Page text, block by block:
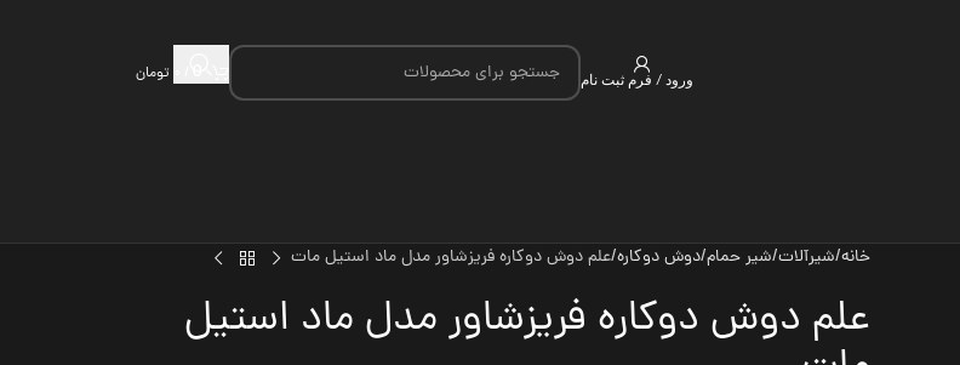
ورود / فرم ثبت نام تومان
خانه شیرآلات شیر حمام دوش دوکاره علم دوش دوکاره فریزشاور مدل ماد استیل مات
علم دوش دوکاره فریزشاور مدل ماد استیل